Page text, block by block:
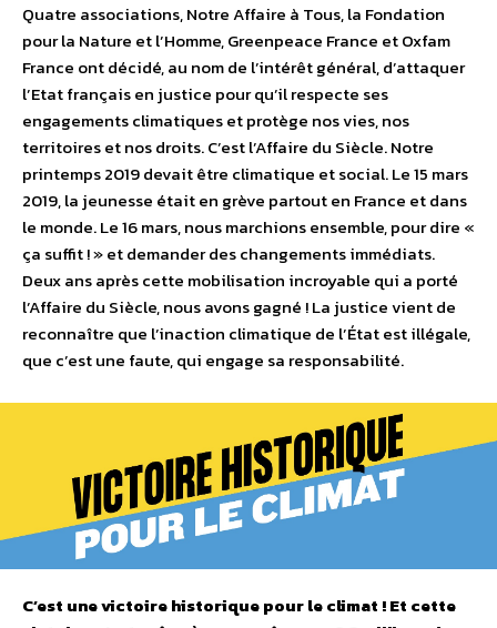
Quatre associations, Notre Affaire à Tous, la Fondation
pour la Nature et l’Homme, Greenpeace France et Oxfam
France ont décidé, au nom de l’intérêt général, d’attaquer
l’Etat français en justice pour qu’il respecte ses
engagements climatiques et protège nos vies, nos
territoires et nos droits. C’est l’Affaire du Siècle. Notre
printemps 2019 devait être climatique et social. Le 15 mars
2019, la jeunesse était en grève partout en France et dans
le monde. Le 16 mars, nous marchions ensemble, pour dire «
ça suffit ! » et demander des changements immédiats.
Deux ans après cette mobilisation incroyable qui a porté
l’Affaire du Siècle, nous avons gagné ! La justice vient de
reconnaître que l’inaction climatique de l’État est illégale,
que c’est une faute, qui engage sa responsabilité.
C’est une victoire historique pour le climat ! Et cette